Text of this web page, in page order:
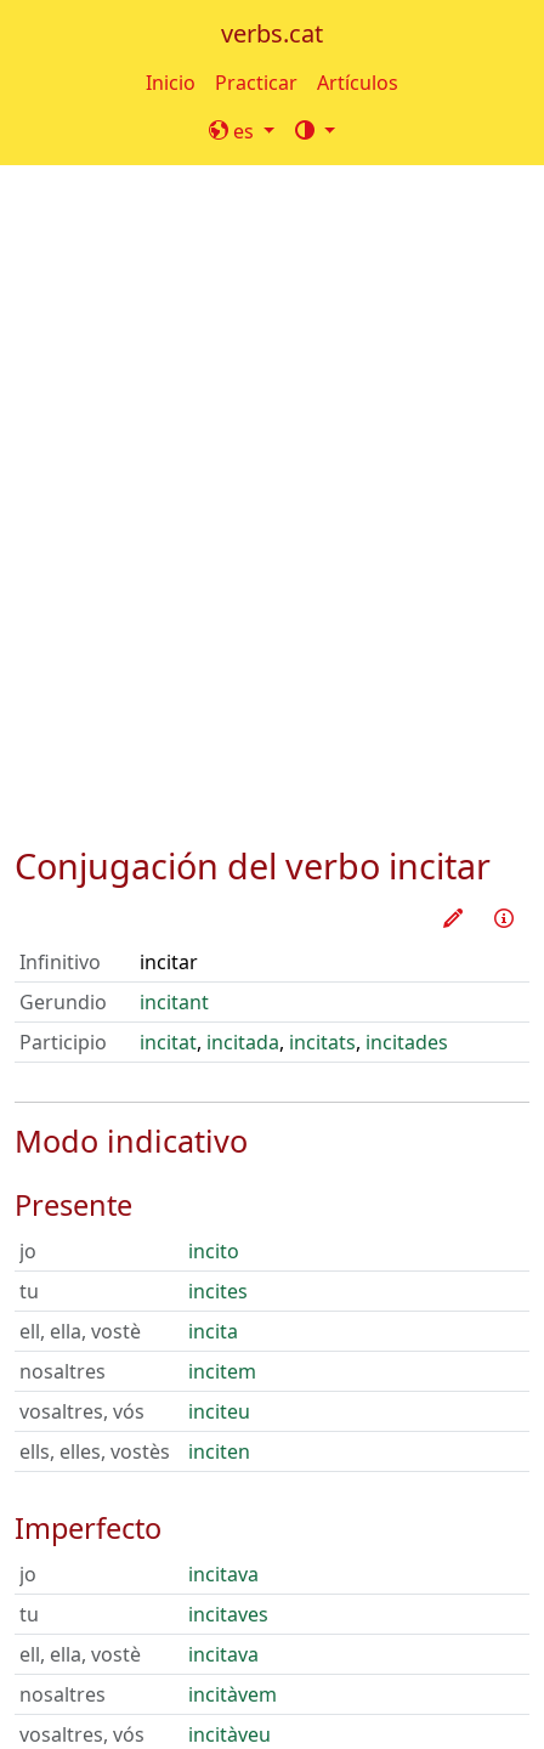
verbs.cat
Inicio Practicar
Artículos
es
Conjugación del verbo incitar
Infinitivo
incitar
Gerundio
incitant
Participio
incitat, incitada, incitats, incitades
Modo indicativo
Presente
jo
incito
tu
incites
ell, ella, vostè
incita
nosaltres
incitem
vosaltres, vós
inciteu
ells, elles, vostès
inciten
Imperfecto
jo
incitava
tu
incitaves
ell, ella, vostè
incitava
nosaltres
incitàvem
vosaltres, vós
incitàveu